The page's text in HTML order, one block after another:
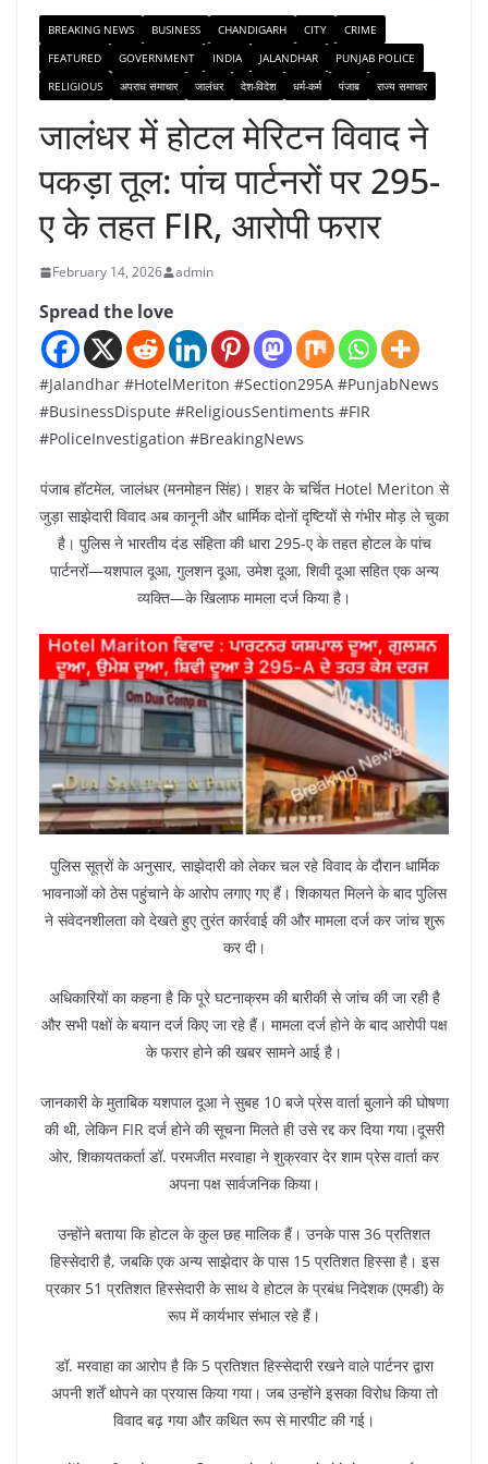
BREAKING NEWS BUSINESS CHANDIGARH CITY
CRIME
FEATURED
GOVERNMENT INDIA JALANDHAR
PUNJAB POLICE
RELIGIOUS
अपराध समाचार जालंधर देश-विदेश धर्म-कर्म पंजाब राज्य समाचार
जालंधर में होटल मेरिटन विवाद ने
पकड़ा तूल: पांच पार्टनरों पर 295-
ए के तहत FIR, आरोपी फरार
February 14, 2026 admin
Spread the love
#Jalandhar #HotelMeriton #Section295A #PunjabNews
#BusinessDispute #ReligiousSentiments #FIR
#PoliceInvestigation #BreakingNews
पंजाब हॉटमेल, जालंधर (मनमोहन सिंह)। शहर के चर्चित Hotel Meriton से
जुड़ा साझेदारी विवाद अब कानूनी और धार्मिक दोनों दृष्टियों से गंभीर मोड़ ले चुका
है। पुलिस ने भारतीय दंड संहिता की धारा 295-ए के तहत होटल के पांच
पार्टनरों—यशपाल दूआ, गुलशन दूआ, उमेश दूआ, शिवी दूआ सहित एक अन्य
व्यक्ति—के खिलाफ मामला दर्ज किया है।
पुलिस सूत्रों के अनुसार, साझेदारी को लेकर चल रहे विवाद के दौरान धार्मिक
भावनाओं को ठेस पहुंचाने के आरोप लगाए गए हैं। शिकायत मिलने के बाद पुलिस
ने संवेदनशीलता को देखते हुए तुरंत कार्रवाई की और मामला दर्ज कर जांच शुरू
कर दी।
अधिकारियों का कहना है कि पूरे घटनाक्रम की बारीकी से जांच की जा रही है
और सभी पक्षों के बयान दर्ज किए जा रहे हैं। मामला दर्ज होने के बाद आरोपी पक्ष
के फरार होने की खबर सामने आई है।
जानकारी के मुताबिक यशपाल दूआ ने सुबह 10 बजे प्रेस वार्ता बुलाने की घोषणा
की थी, लेकिन FIR दर्ज होने की सूचना मिलते ही उसे रद्द कर दिया गया।दूसरी
ओर, शिकायतकर्ता डॉ. परमजीत मरवाहा ने शुक्रवार देर शाम प्रेस वार्ता कर
अपना पक्ष सार्वजनिक किया।
उन्होंने बताया कि होटल के कुल छह मालिक हैं। उनके पास 36 प्रतिशत
हिस्सेदारी है, जबकि एक अन्य साझेदार के पास 15 प्रतिशत हिस्सा है। इस
प्रकार 51 प्रतिशत हिस्सेदारी के साथ वे होटल के प्रबंध निदेशक (एमडी) के
रूप में कार्यभार संभाल रहे हैं।
डॉ. मरवाहा का आरोप है कि 5 प्रतिशत हिस्सेदारी रखने वाले पार्टनर द्वारा
अपनी शर्तें थोपने का प्रयास किया गया। जब उन्होंने इसका विरोध किया तो
विवाद बढ़ गया और कथित रूप से मारपीट की गई।